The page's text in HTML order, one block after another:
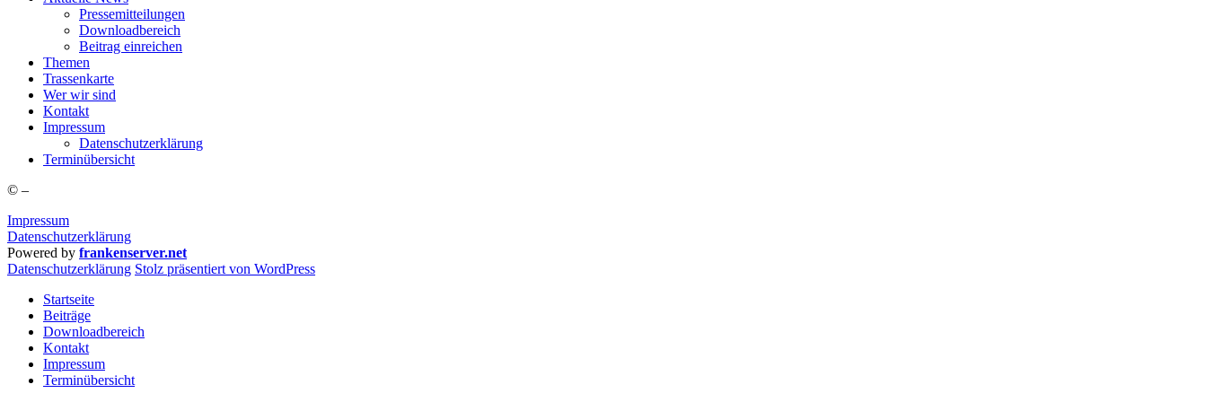
Pres­se­mit­tei­lun­gen
Down­load­be­reich
Bei­trag einreichen
The­men
Tras­sen­kar­te
Wer wir sind
Kon­takt
Impres­sum
Daten­schutz­er­klä­rung
Ter­min­über­sicht
© –
Impressum
Datenschutzerklärung
Powered by frankenserver.net
Daten­schutz­er­klä­rung Stolz präsentiert von WordPress
Startseite
Beiträge
Downloadbereich
Kontakt
Impressum
Terminübersicht